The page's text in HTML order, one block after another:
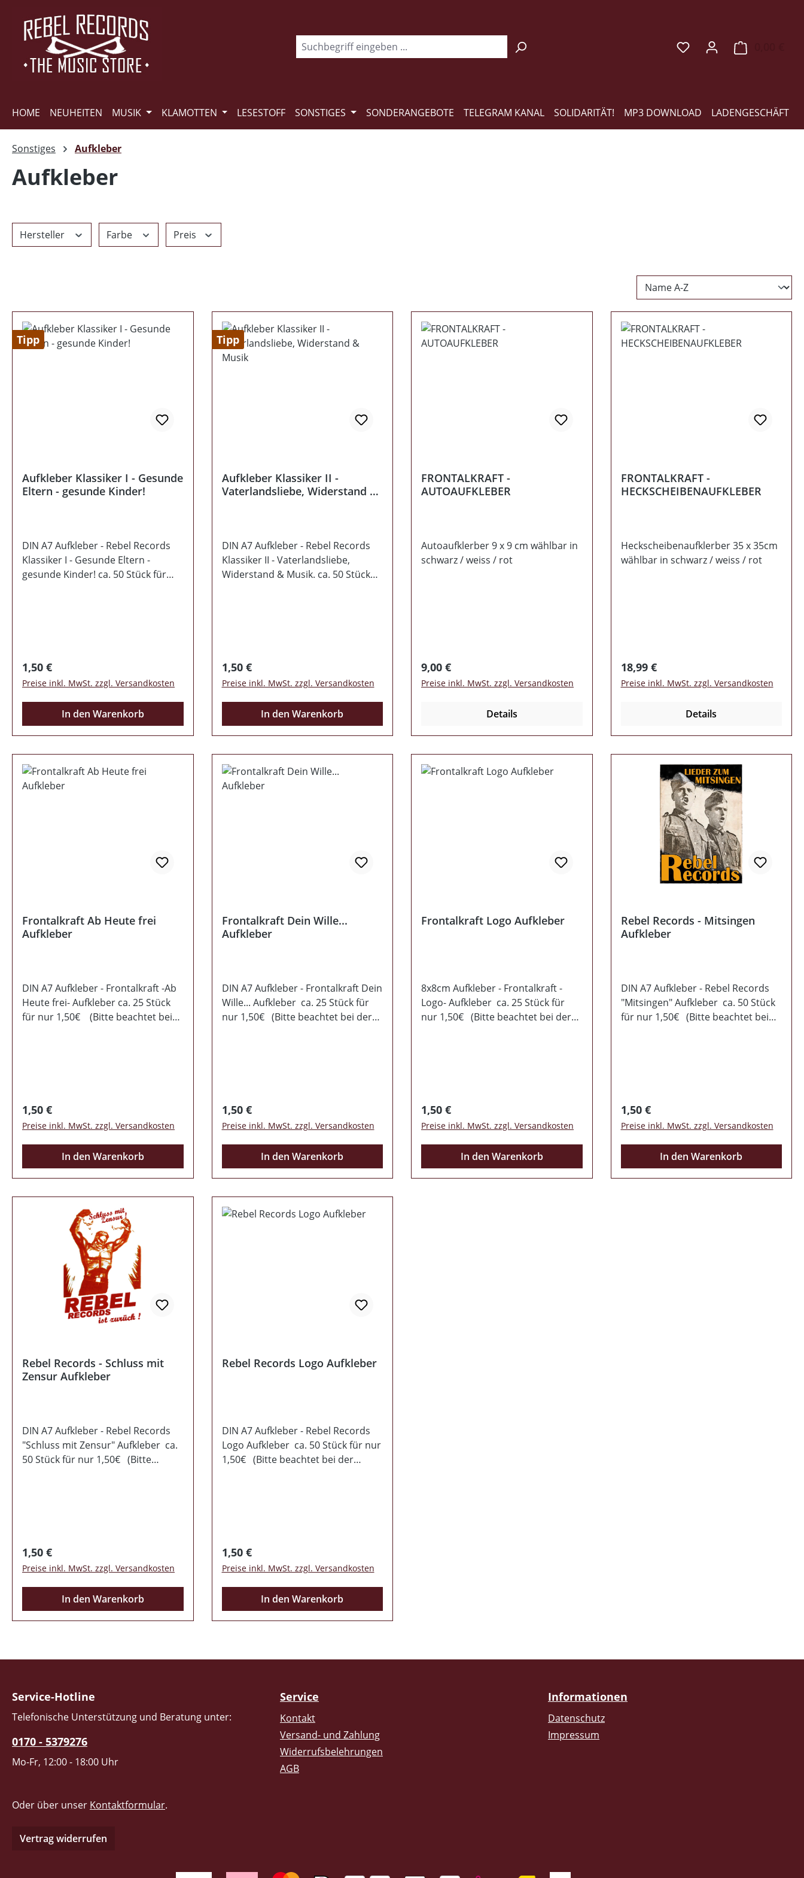
Hauptinhalt springen
Zur Suche springen
Zur Hauptnavigation springen
HOME NEUHEITEN MUSIK KLAMOTTEN LESESTOFF SONSTIGES SONDERANGEBOTE TELEGRAM KANAL SOLIDARITÄT! MP3 DOWNLOAD LADENGESCHÄFT
Sonstiges Aufkleber
Aufkleber
Hersteller Farbe Preis
Tipp
Aufkleber Klassiker I - Gesunde
Eltern - gesunde Kinder!
DIN A7 Aufkleber - Rebel Records
Klassiker I - Gesunde Eltern -
gesunde Kinder! ca. 50 Stück für
Regulärer Preis:
1,50 €
Preise inkl. MwSt. zzgl. Versandkosten
In den Warenkorb
Tipp
Aufkleber Klassiker II -
Vaterlandsliebe, Widerstand &
DIN A7 Aufkleber - Rebel Records
Klassiker II - Vaterlandsliebe,
Widerstand & Musik. ca. 50 Stück
Regulärer Preis:
1,50 €
Preise inkl. MwSt. zzgl. Versandkosten
In den Warenkorb
FRONTALKRAFT -
AUTOAUFKLEBER
Autoaufklerber 9 x 9 cm wählbar in
schwarz / weiss / rot
Regulärer Preis:
9,00 €
Preise inkl. MwSt. zzgl. Versandkosten
Details
FRONTALKRAFT -
HECKSCHEIBENAUFKLEBER
Heckscheibenaufklerber 35 x 35cm
wählbar in schwarz / weiss / rot
Regulärer Preis:
18,99 €
Preise inkl. MwSt. zzgl. Versandkosten
Details
Frontalkraft Ab Heute frei
Aufkleber
DIN A7 Aufkleber - Frontalkraft -Ab
Heute frei- Aufkleber ca. 25 Stück
für nur 1,50€ (Bitte beachtet bei
Regulärer Preis:
1,50 €
Preise inkl. MwSt. zzgl. Versandkosten
In den Warenkorb
Frontalkraft Dein Wille...
Aufkleber
DIN A7 Aufkleber - Frontalkraft Dein
Wille... Aufkleber ca. 25 Stück für
nur 1,50€ (Bitte beachtet bei der
Regulärer Preis:
1,50 €
Preise inkl. MwSt. zzgl. Versandkosten
In den Warenkorb
Frontalkraft Logo Aufkleber
8x8cm Aufkleber - Frontalkraft -
Logo- Aufkleber ca. 25 Stück für
nur 1,50€ (Bitte beachtet bei der
Regulärer Preis:
1,50 €
Preise inkl. MwSt. zzgl. Versandkosten
In den Warenkorb
Rebel Records - Mitsingen
Aufkleber
DIN A7 Aufkleber - Rebel Records
"Mitsingen" Aufkleber ca. 50 Stück
für nur 1,50€ (Bitte beachtet bei
Regulärer Preis:
1,50 €
Preise inkl. MwSt. zzgl. Versandkosten
In den Warenkorb
Rebel Records - Schluss mit
Zensur Aufkleber
DIN A7 Aufkleber - Rebel Records
"Schluss mit Zensur" Aufkleber ca.
50 Stück für nur 1,50€ (Bitte
Regulärer Preis:
1,50 €
Preise inkl. MwSt. zzgl. Versandkosten
In den Warenkorb
Rebel Records Logo Aufkleber
DIN A7 Aufkleber - Rebel Records
Logo Aufkleber ca. 50 Stück für nur
1,50€ (Bitte beachtet bei der
Regulärer Preis:
1,50 €
Preise inkl. MwSt. zzgl. Versandkosten
In den Warenkorb
Service-Hotline
Telefonische Unterstützung und Beratung unter:
0170 - 5379276
Mo-Fr, 12:00 - 18:00 Uhr
Oder über unser Kontaktformular.
Vertrag widerrufen
Service
Kontakt
Versand- und Zahlung
Widerrufsbelehrungen
AGB
Informationen
Datenschutz
Impressum